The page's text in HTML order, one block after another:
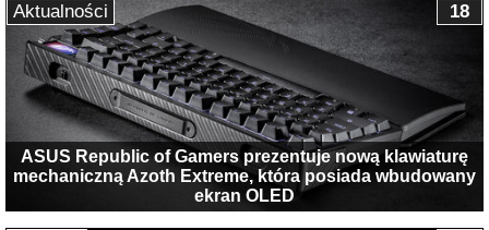
ASUS Republic of Gamers prezentuje nową klawiaturę
mechaniczną Azoth Extreme, która posiada wbudowany
ekran OLED
18
Aktualności